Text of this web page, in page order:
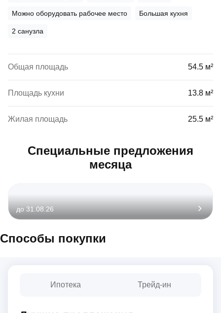
Можно оборудовать рабочее место Большая кухня
2 санузла
Общая площадь 54.5 м²
Площадь кухни 13.8 м²
Жилая площадь 25.5 м²
Специальные предложения
месяца
до 31.08.26
Способы покупки
Ипотека Трейд-ин